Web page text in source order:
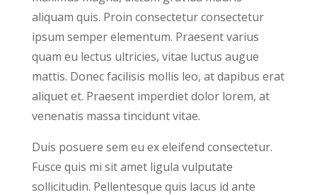
aliquam quis. Proin consectetur consectetur
ipsum semper elementum. Praesent varius
quam eu lectus ultricies, vitae luctus augue
mattis. Donec facilisis mollis leo, at dapibus erat
aliquet et. Praesent imperdiet dolor lorem, at
venenatis massa tincidunt vitae.
Duis posuere sem eu ex eleifend consectetur.
Fusce quis mi sit amet ligula vulputate
sollicitudin. Pellentesque quis lacus id ante